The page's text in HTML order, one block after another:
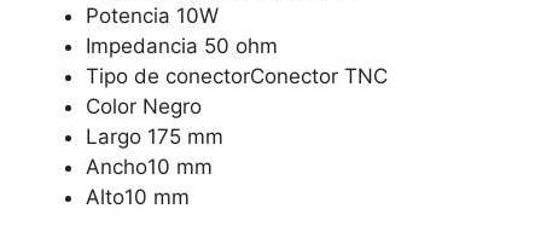
Potencia 10W
Impedancia 50 ohm
Tipo de conectorConector TNC
Color Negro
Largo 175 mm
Ancho10 mm
Alto10 mm